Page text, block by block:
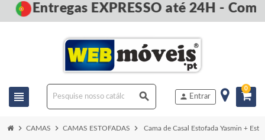
Entregas EXPRESSO até 24H -
view_headline search person Entrar
0
chevron_right CAMAS chevron_right CAMAS ESTOFADAS chevron_right Cama de Casal Estofada Yasmin +